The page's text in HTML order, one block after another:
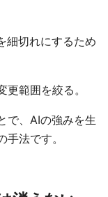
細切れにするため
範囲を絞る。
で、AIの強みを生
法です。